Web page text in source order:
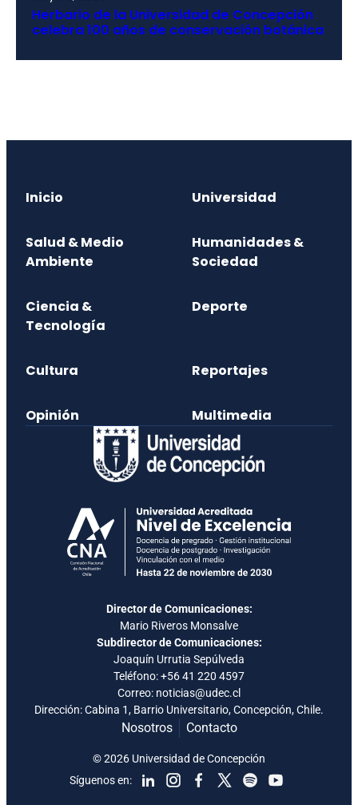
Herbario de la Universidad de Concepción
celebra 100 años de conservación botánica
Inicio Universidad
Salud & Medio
Ambiente
Humanidades &
Sociedad
Ciencia &
Tecnología
Deporte
Cultura Reportajes
Opinión Multimedia
Director de Comunicaciones:
Mario Riveros Monsalve
Subdirector de Comunicaciones:
Joaquín Urrutia Sepúlveda
Teléfono:+56 41 220 4597
Correo: noticias@udec.cl
Dirección: Cabina 1, Barrio Universitario, Concepción, Chile.
Nosotros Contacto
Síguenos en:
© 2026 Universidad de Concepción